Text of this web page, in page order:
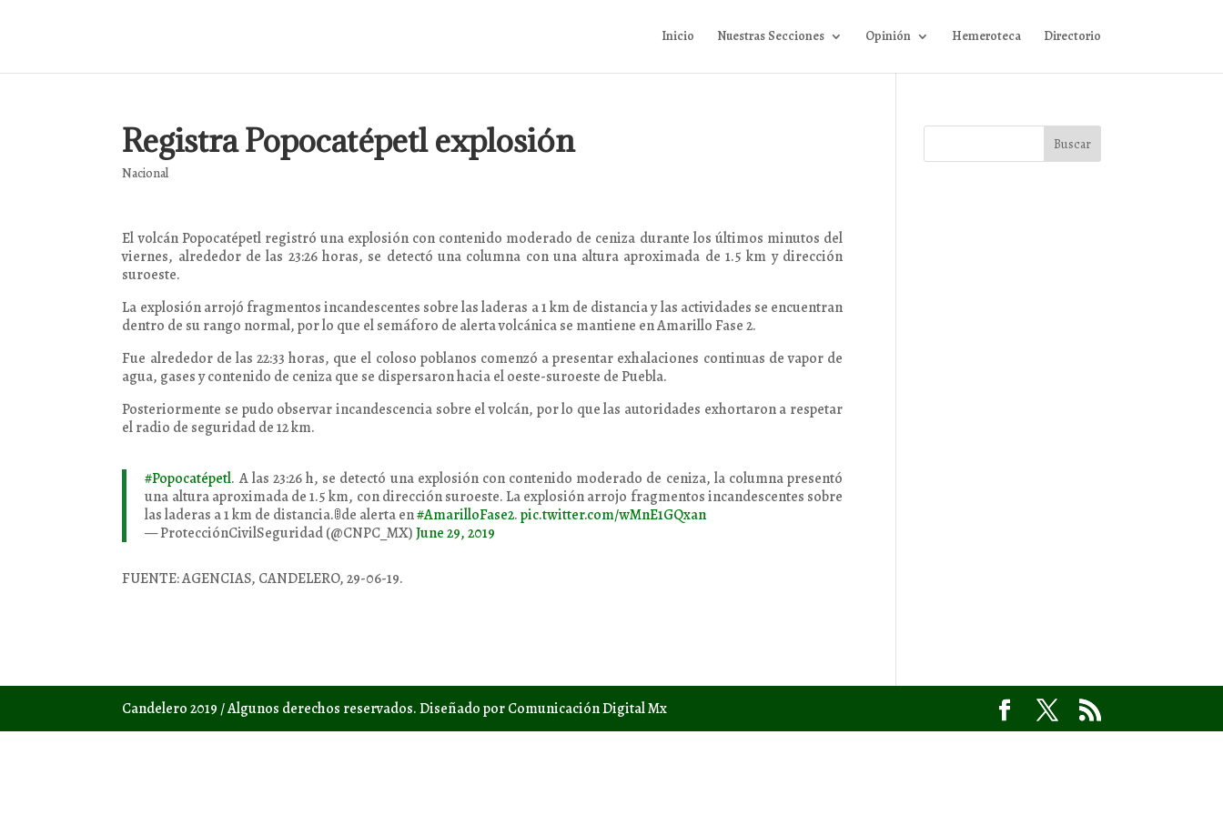
Inicio Nuestras Secciones Opinión Hemeroteca Directorio
Registra Popocatépetl explosión
Nacional
El volcán Popocatépetl registró una explosión con contenido moderado de ceniza durante los últimos minutos del
viernes, alrededor de las 23:26 horas, se detectó una columna con una altura aproximada de 1.5 km y dirección
suroeste.
La explosión arrojó fragmentos incandescentes sobre las laderas a 1 km de distancia y las actividades se encuentran
dentro de su rango normal, por lo que el semáforo de alerta volcánica se mantiene en Amarillo Fase 2.
Fue alrededor de las 22:33 horas, que el coloso poblanos comenzó a presentar exhalaciones continuas de vapor de
agua, gases y contenido de ceniza que se dispersaron hacia el oeste-suroeste de Puebla.
Posteriormente se pudo observar incandescencia sobre el volcán, por lo que las autoridades exhortaron a respetar
el radio de seguridad de 12 km.
#Popocatépetl. A las 23:26 h, se detectó una explosión con contenido moderado de ceniza, la columna presentó
una altura aproximada de 1.5 km, con dirección suroeste. La explosión arrojo fragmentos incandescentes sobre
las laderas a 1 km de distancia.🚦de alerta en#AmarilloFase2.pic.twitter.com/wMnE1GQxan
— ProtecciónCivilSeguridad (@CNPC_MX)June 29, 2019
FUENTE: AGENCIAS, CANDELERO, 29-06-19.
Candelero 2019 / Algunos derechos reservados. Diseñado por Comunicación Digital Mx